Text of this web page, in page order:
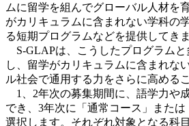
ムに留学を組んでグローバル人材を
がカリキュラムに含まれない学科の
る短期プログラムなどを提供してきま
S-GLAPは、こうしたプログラムと
し、留学がカリキュラムに含まれな
ル社会で通用する力をさらに高める
1、2年次の募集期間に、語学力や
でき、3年次に「通常コース」または
選択します。それぞれ対象となる科